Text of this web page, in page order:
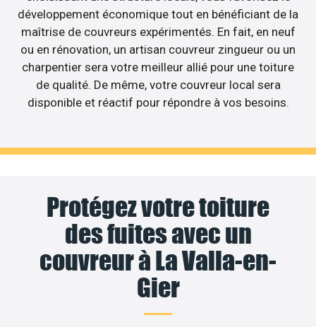
développement économique tout en bénéficiant de la
maîtrise de couvreurs expérimentés. En fait, en neuf
ou en rénovation, un artisan couvreur zingueur ou un
charpentier sera votre meilleur allié pour une toiture
de qualité. De même, votre couvreur local sera
disponible et réactif pour répondre à vos besoins.
Protégez votre toiture
des fuites avec un
couvreur à La Valla-en-
Gier